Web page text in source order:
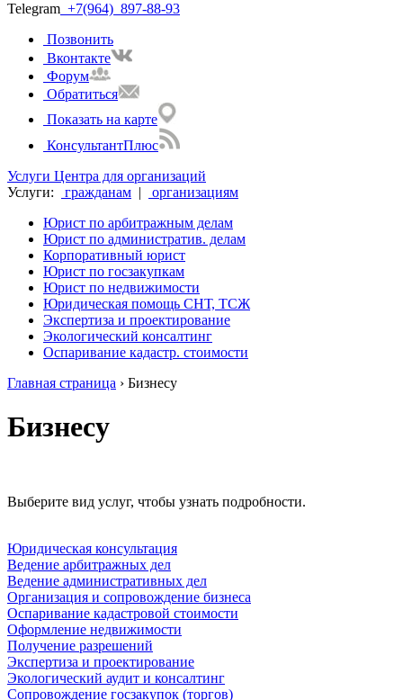
Telegram +7(964) 897-88-93
Позвонить
Вконтакте
Форум
Обратиться
Показать на карте
КонсультантПлюс
Услуги Центра для организаций
Услуги:
гражданам |
организациям
Юрист по арбитражным делам
Юрист по административ. делам
Корпоративный юрист
Юрист по госзакупкам
Юрист по недвижимости
Юридическая помощь СНТ, ТСЖ
Экспертиза и проектирование
Экологический консалтинг
Оспаривание кадастр. стоимости
Главная страница › Бизнесу
Бизнесу
Выберите вид услуг, чтобы узнать подробности.
Юридическая консультация
Ведение арбитражных дел
Ведение административных дел
Организация и сопровождение бизнеса
Оспаривание кадастровой стоимости
Оформление недвижимости
Получение разрешений
Экспертиза и проектирование
Экологический аудит и консалтинг
Сопровождение госзакупок (торгов)